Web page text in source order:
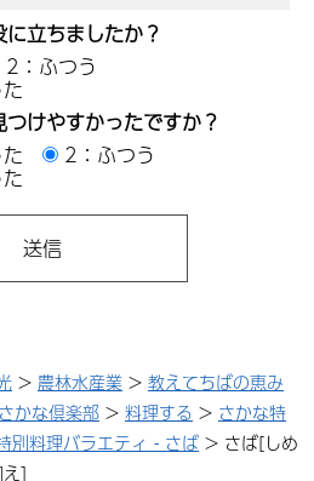
立ちましたか？
2：ふつう
けやすかったですか？
2：ふつう
> 農林水産業 > 教えてちばの恵み
かな倶楽部 > 料理する > さかな特
別料理バラエティ - さば > さば[しめ
]